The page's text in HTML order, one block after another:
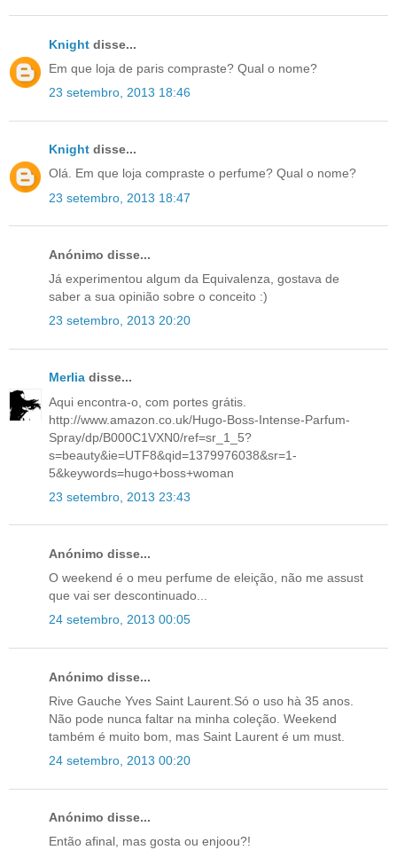
Knight disse...
Em que loja de paris compraste? Qual o nome?
23 setembro, 2013 18:46
Knight disse...
Olá. Em que loja compraste o perfume? Qual o nome?
23 setembro, 2013 18:47
Anónimo disse...
Já experimentou algum da Equivalenza, gostava de
saber a sua opinião sobre o conceito :)
23 setembro, 2013 20:20
Merlia disse...
Aqui encontra-o, com portes grátis.
http://www.amazon.co.uk/Hugo-Boss-Intense-Parfum-
Spray/dp/B000C1VXN0/ref=sr_1_5?
s=beauty&ie=UTF8&qid=1379976038&sr=1-
5&keywords=hugo+boss+woman
23 setembro, 2013 23:43
Anónimo disse...
O weekend é o meu perfume de eleição, não me assust
que vai ser descontinuado...
24 setembro, 2013 00:05
Anónimo disse...
Rive Gauche Yves Saint Laurent.Só o uso hà 35 anos.
Não pode nunca faltar na minha coleção. Weekend
também é muito bom, mas Saint Laurent é um must.
24 setembro, 2013 00:20
Anónimo disse...
Então afinal, mas gosta ou enjoou?!